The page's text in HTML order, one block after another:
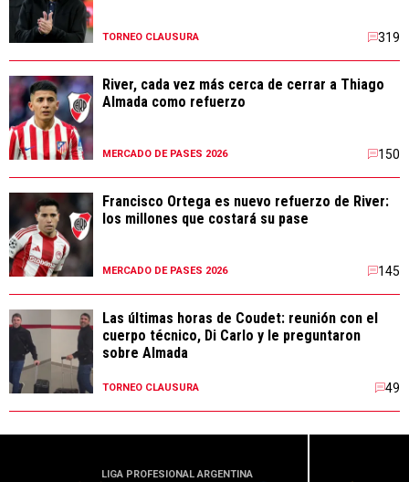
TORNEO CLAUSURA 319
River, cada vez más cerca de cerrar a Thiago
Almada como refuerzo
MERCADO DE PASES 2026 150
Francisco Ortega es nuevo refuerzo de River:
los millones que costará su pase
MERCADO DE PASES 2026 145
Las últimas horas de Coudet: reunión con el
cuerpo técnico, Di Carlo y le preguntaron
sobre Almada
TORNEO CLAUSURA 49
LIGA PROFESIONAL ARGENTINA